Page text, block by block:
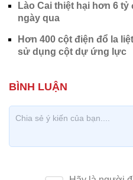
Lào Cai thiệt hại hơn 6
ngày qua
Hơn 400 cột điện đổ la
sử dụng cột dự ứng lực